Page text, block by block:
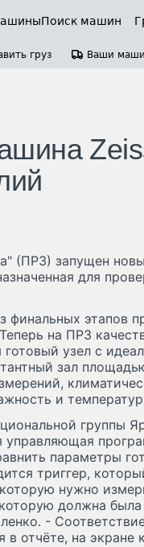
Поиск машин
груз Ваши
(ПРЗ) запущен
для
финальных этапов
на ПРЗ
узел с
зал
и
группы
управляющая
параметры
триггер,
нужно
должна
-
отчёте, на экране